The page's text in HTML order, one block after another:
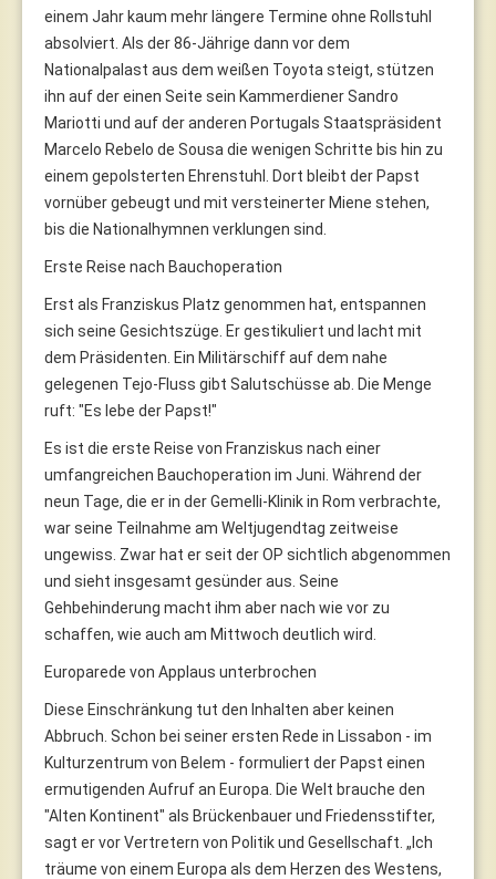
einem Jahr kaum mehr längere Termine ohne Rollstuhl
absolviert. Als der 86-Jährige dann vor dem
Nationalpalast aus dem weißen Toyota steigt, stützen
ihn auf der einen Seite sein Kammerdiener Sandro
Mariotti und auf der anderen Portugals Staatspräsident
Marcelo Rebelo de Sousa die wenigen Schritte bis hin zu
einem gepolsterten Ehrenstuhl. Dort bleibt der Papst
vornüber gebeugt und mit versteinerter Miene stehen,
bis die Nationalhymnen verklungen sind.
Erste Reise nach Bauchoperation
Erst als Franziskus Platz genommen hat, entspannen
sich seine Gesichtszüge. Er gestikuliert und lacht mit
dem Präsidenten. Ein Militärschiff auf dem nahe
gelegenen Tejo-Fluss gibt Salutschüsse ab. Die Menge
ruft: "Es lebe der Papst!"
Es ist die erste Reise von Franziskus nach einer
umfangreichen Bauchoperation im Juni. Während der
neun Tage, die er in der Gemelli-Klinik in Rom verbrachte,
war seine Teilnahme am Weltjugendtag zeitweise
ungewiss. Zwar hat er seit der OP sichtlich abgenommen
und sieht insgesamt gesünder aus. Seine
Gehbehinderung macht ihm aber nach wie vor zu
schaffen, wie auch am Mittwoch deutlich wird.
Europarede von Applaus unterbrochen
Diese Einschränkung tut den Inhalten aber keinen
Abbruch. Schon bei seiner ersten Rede in Lissabon - im
Kulturzentrum von Belem - formuliert der Papst einen
ermutigenden Aufruf an Europa. Die Welt brauche den
"Alten Kontinent" als Brückenbauer und Friedensstifter,
sagt er vor Vertretern von Politik und Gesellschaft. „Ich
träume von einem Europa als dem Herzen des Westens,